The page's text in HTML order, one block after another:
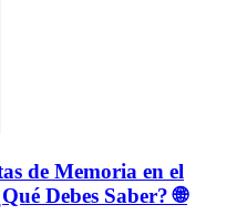
de Memoria en el
Debes Saber? 🌐